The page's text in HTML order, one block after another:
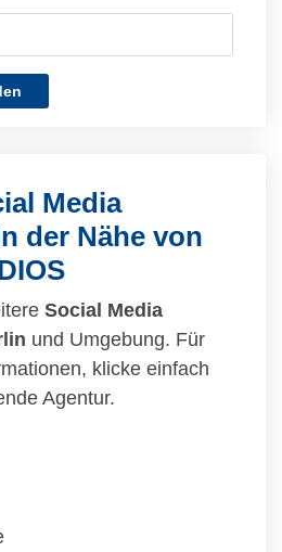
Media
der Nähe von
Social Media
und Umgebung. Für
klicke einfach
Agentur.